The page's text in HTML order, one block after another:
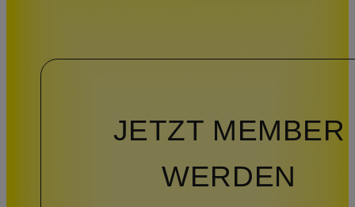
JETZT MEMBER
WERDEN